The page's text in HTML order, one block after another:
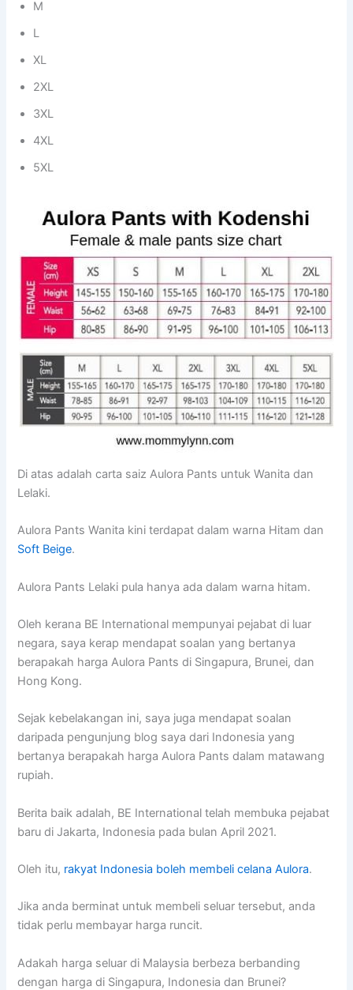
M
L
XL
2XL
3XL
4XL
5XL
Di atas adalah carta saiz Aulora Pants untuk Wanita dan
Lelaki.
Aulora Pants Wanita kini terdapat dalam warna Hitam dan
Soft Beige.
Aulora Pants Lelaki pula hanya ada dalam warna hitam.
Oleh kerana BE International mempunyai pejabat di luar
negara, saya kerap mendapat soalan yang bertanya
berapakah harga Aulora Pants di Singapura, Brunei, dan
Hong Kong.
Sejak kebelakangan ini, saya juga mendapat soalan
daripada pengunjung blog saya dari Indonesia yang
bertanya berapakah harga Aulora Pants dalam matawang
rupiah.
Berita baik adalah, BE International telah membuka pejabat
baru di Jakarta, Indonesia pada bulan April 2021.
Oleh itu, rakyat Indonesia boleh membeli celana Aulora.
Jika anda berminat untuk membeli seluar tersebut, anda
tidak perlu membayar harga runcit.
Adakah harga seluar di Malaysia berbeza berbanding
dengan harga di Singapura, Indonesia dan Brunei?